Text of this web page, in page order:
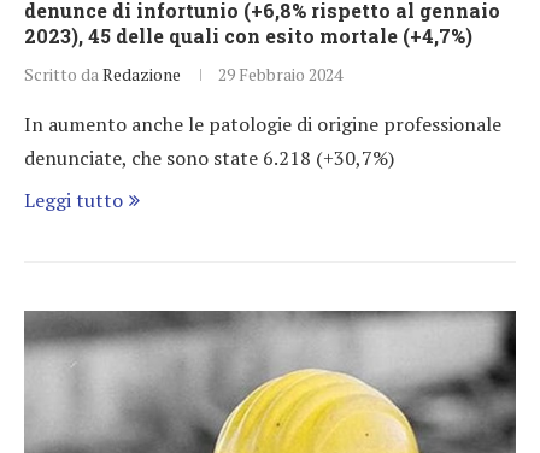
denunce di infortunio (+6,8% rispetto al gennaio
2023), 45 delle quali con esito mortale (+4,7%)
Scritto da Redazione 29 Febbraio 2024
In aumento anche le patologie di origine professionale
denunciate, che sono state 6.218 (+30,7%)
Leggi tutto